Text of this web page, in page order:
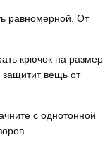
равномерной. От
крючок на размер
вещь от
с однотонной